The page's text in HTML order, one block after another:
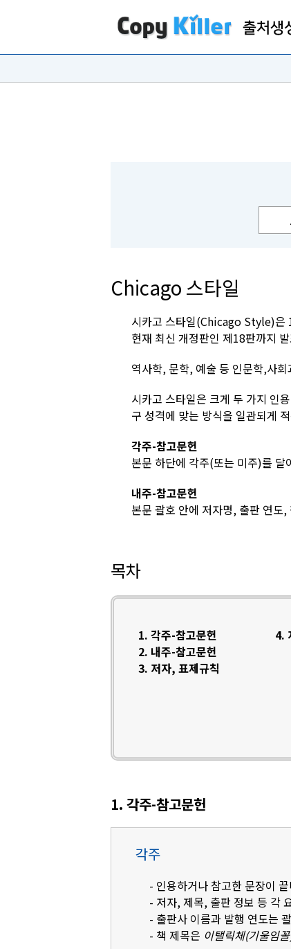
Chicago 스타일
시카고 스타일(Chicago Style)은
현재 최신 개정판인 제18판까지
역사학, 문학, 예술 등 인문학,사
시카고 스타일은 크게 두 가지 인
구 성격에 맞는 방식을 일관되게
각주-참고문헌
본문 하단에 각주(또는 미주)를
내주-참고문헌
본문 괄호 안에 저자명, 출판 연도
목차
1. 각주-참고문헌
2. 내주-참고문헌
3. 저자, 표제규칙
4.
1. 각주-참고문헌
각주
- 인용하거나 참고한 문장이
- 저자, 제목, 출판 정보 등 각
- 출판사 이름과 발행 연도는
- 책 제목은 이탤릭체(기울임